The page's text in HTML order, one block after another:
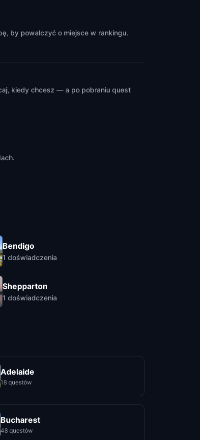
by powalczyć o miejsce w rankingu.
kiedy chcesz — a po pobraniu quest
Bendigo
1 doświadczenia
Shepparton
1 doświadczenia
Adelaide
18 questów
Bucharest
48 questów